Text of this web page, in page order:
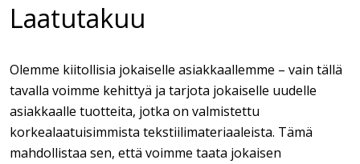
Laatutakuu
Olemme kiitollisia jokaiselle asiakkaallemme – vain tällä
tavalla voimme kehittyä ja tarjota jokaiselle uudelle
asiakkaalle tuotteita, jotka on valmistettu
korkealaatuisimmista tekstiilimateriaaleista. Tämä
mahdollistaa sen, että voimme taata jokaisen